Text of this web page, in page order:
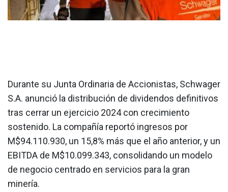
Durante su Junta Ordinaria de Accionistas, Schwager
S.A. anunció la distribución de dividendos definitivos
tras cerrar un ejercicio 2024 con crecimiento
sostenido. La compañía reportó ingresos por
M$94.110.930, un 15,8% más que el año anterior, y un
EBITDA de M$10.099.343, consolidando un modelo
de negocio centrado en servicios para la gran
minería.